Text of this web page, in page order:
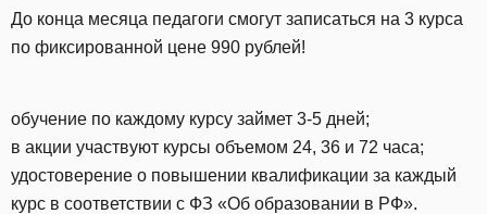
До конца месяца педагоги смогут записаться на 3 курса
по фиксированной цене 990 рублей!
обучение по каждому курсу займет 3-5 дней;
в акции участвуют курсы объемом 24, 36 и 72 часа;
удостоверение о повышении квалификации за каждый
курс в соответствии с ФЗ «Об образовании в РФ».